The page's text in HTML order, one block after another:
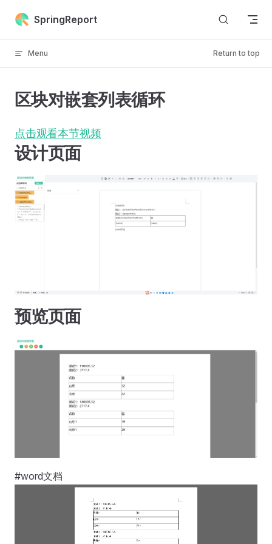
Skip to content
SpringReport
Menu Return to top
区块对嵌套列表循环
点击观看本节视频
设计页面
预览页面
#word文档